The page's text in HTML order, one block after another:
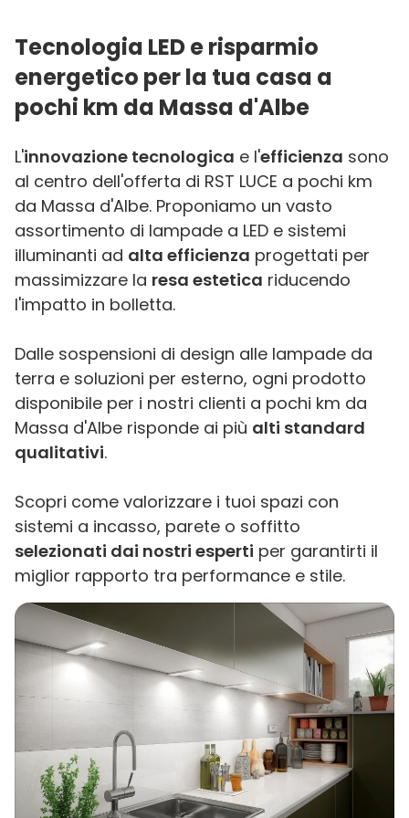
Tecnologia LED e risparmio
energetico per la tua casa a
pochi km da Massa d'Albe
L'innovazione tecnologica e l'efficienza sono
al centro dell'offerta di RST LUCE a pochi km
da Massa d'Albe. Proponiamo un vasto
assortimento di lampade a LED e sistemi
illuminanti ad alta efficienza progettati per
massimizzare la resa estetica riducendo
l'impatto in bolletta.
Dalle sospensioni di design alle lampade da
terra e soluzioni per esterno, ogni prodotto
disponibile per i nostri clienti a pochi km da
Massa d'Albe risponde ai più alti standard
qualitativi.
Scopri come valorizzare i tuoi spazi con
sistemi a incasso, parete o soffitto
selezionati dai nostri esperti per garantirti il
miglior rapporto tra performance e stile.